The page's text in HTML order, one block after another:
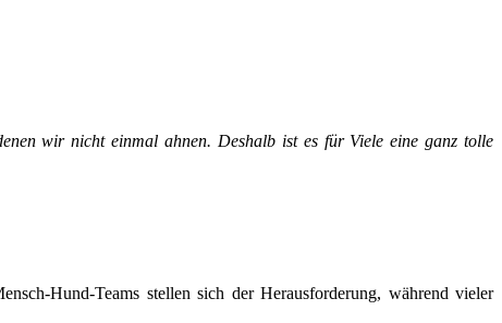
wir nicht einmal ahnen. Deshalb ist es für Viele eine ganz tolle
Hund-Teams stellen sich der Herausforderung, während vieler